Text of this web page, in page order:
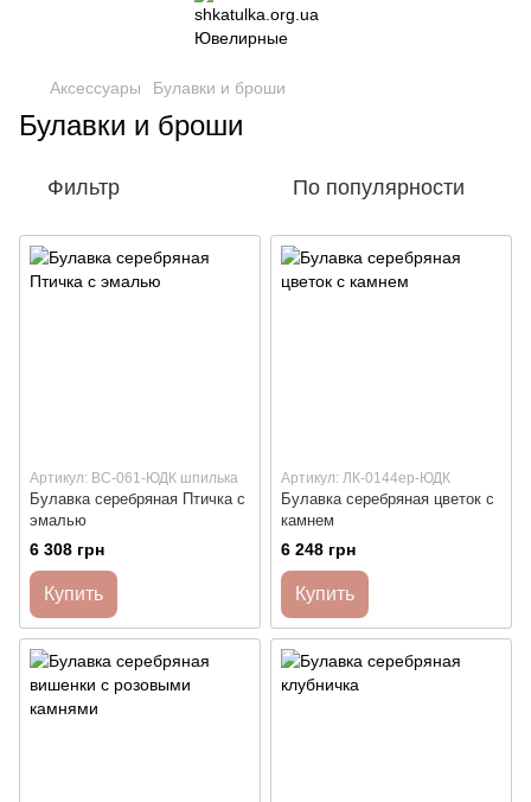
Аксессуары Булавки и броши
Булавки и броши
Фильтр По популярности
Артикул: ВС-061-ЮДК шпилька
Булавка серебряная Птичка с
эмалью
6 308 грн
Купить
Артикул: ЛК-0144ер-ЮДК
Булавка серебряная цветок с
камнем
6 248 грн
Купить